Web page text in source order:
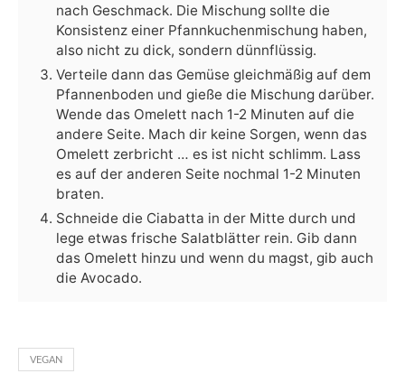
nach Geschmack. Die Mischung sollte die
Konsistenz einer Pfannkuchenmischung haben,
also nicht zu dick, sondern dünnflüssig.
Verteile dann das Gemüse gleichmäßig auf dem
Pfannenboden und gieße die Mischung darüber.
Wende das Omelett nach 1-2 Minuten auf die
andere Seite. Mach dir keine Sorgen, wenn das
Omelett zerbricht … es ist nicht schlimm. Lass
es auf der anderen Seite nochmal 1-2 Minuten
braten.
Schneide die Ciabatta in der Mitte durch und
lege etwas frische Salatblätter rein. Gib dann
das Omelett hinzu und wenn du magst, gib auch
die Avocado.
VEGAN